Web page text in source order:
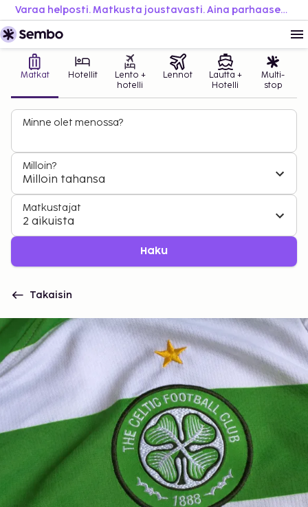
Varaa helposti. Matkusta joustavasti. Aina parhaaseen hintaan.
Matkat Hotellit
Lento +
hotelli
Lennot
Lautta +
Hotelli
Multi-
stop
Minne olet menossa?
Milloin?
Milloin tahansa
Matkustajat
2 aikuista
Haku
Takaisin